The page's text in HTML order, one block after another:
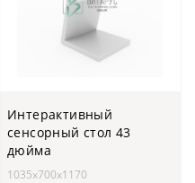
Интерактивный
сенсорный стол 43
дюйма
1035х700х1170